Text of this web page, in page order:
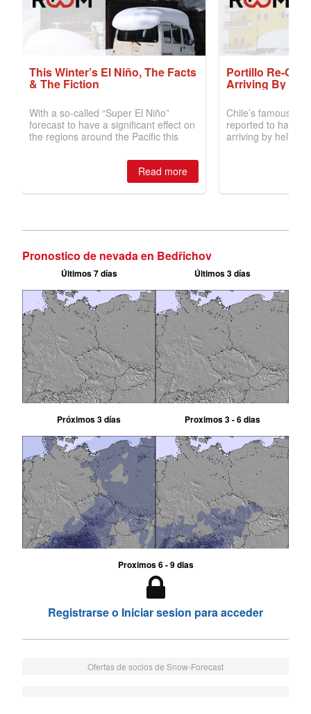
Pronostico de nevada en Bedřichov
Últimos 7 días Últimos 3 días
Próximos 3 días Proximos 3 - 6 dias
Proximos 6 - 9 dias
Registrarse o Iniciar sesion para acceder
Ofertas de socios de Snow-Forecast